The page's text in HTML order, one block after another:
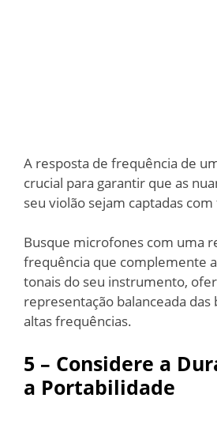
A resposta de frequência de
crucial para garantir que as
seu violão sejam captadas
Busque microfones com uma
frequência que complemente
tonais do seu instrumento,
representação balanceada das
altas frequências.
5 – Considere a
a Portabilidade